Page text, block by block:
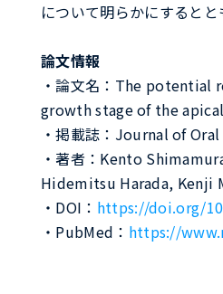
について明らかにすると
論文情報
・論文名：The
growth stage of the
・掲載誌：Journal of
・著者：Kento
Hidemitsu Harada, Kenji
・DOI： https://doi.org/
・PubMed： https://